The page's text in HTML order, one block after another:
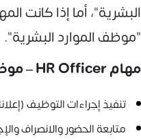
البشرية"، أما إذا كانت
"موظف الموارد البشرية".
مهام HR Officer – موظف الموارد البشرية:
تنفيذ إجراءات التوظيف
متابعة الحضور والانصراف